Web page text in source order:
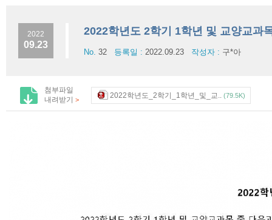
2022
09.23
2022학년도 2학기 1학년 및 교양교과
No. 32 등록일 : 2022.09.23 작성자 : 구*아
첨부파일
내려받기 > 2022학년도_2학기_1학년_및_교.. (79.5K)